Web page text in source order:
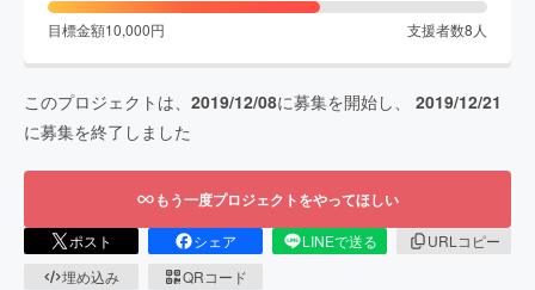
目標金額10,000円 支援者数8 人
このプロジェクトは、 2019/12/08に募集を開始し、 2019/12/21
に募集を終了しました
もう一度プロジェクトをやってほしい
ポスト シェア LINEで送る
URLコピー
埋め込み
QRコード